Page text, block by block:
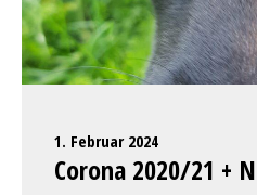
1. Februar 2024
Corona 2020/21 +